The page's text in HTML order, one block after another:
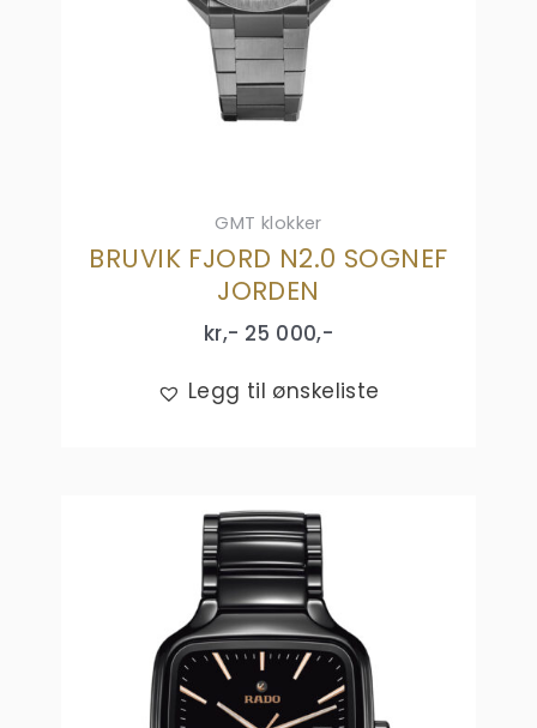
GMT klokker
BRUVIK FJORD N2.0 SOGNEF
JORDEN
kr,- 25 000,-
Legg til ønskeliste